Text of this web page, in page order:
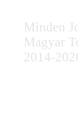
Minden
Magyar
2014-